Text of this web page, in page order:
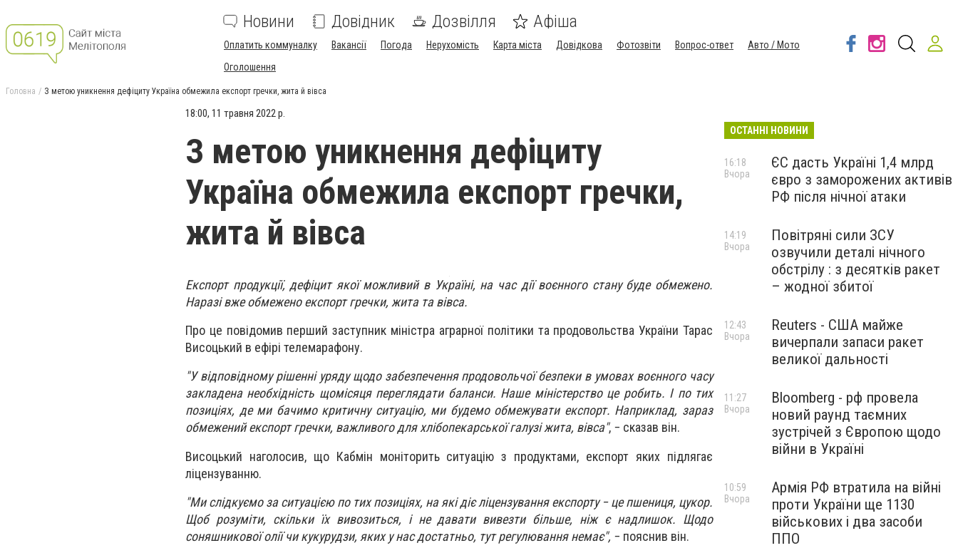
Новини Довідник Дозвілля Афіша
Оплатить коммуналку Вакансії Погода Нерухомість Карта міста Довідкова Фотозвіти Вопрос-ответ
Авто / Мото
Оголошення
Головна З метою уникнення дефіциту Україна обмежила експорт гречки, жита й вівса
18:00, 11 травня 2022 р.
З метою уникнення дефіциту
Україна обмежила експорт гречки,
жита й вівса
Експорт продукції, дефіцит якої можливий в Україні, на час дії воєнного стану буде обмежено.
Наразі вже обмежено експорт гречки, жита та вівса.
Про це повідомив перший заступник міністра аграрної політики та продовольства України Тарас
Висоцький в ефірі телемарафону.
"У відповідному рішенні уряду щодо забезпечення продовольчої безпеки в умовах воєнного часу
закладена необхідність щомісяця переглядати баланси. Наше міністерство це робить. І по тих
позиціях, де ми бачимо критичну ситуацію, ми будемо обмежувати експорт. Наприклад, зараз
обмежений експорт гречки, важливого для хлібопекарської галузі жита, вівса", − сказав він.
Висоцький наголосив, що Кабмін моніторить ситуацію з продуктами, експорт яких підлягає
ліцензуванню.
"Ми слідкуємо за ситуацією по тих позиціях, на які діє ліцензування експорту − це пшениця, цукор.
Щоб розуміти, скільки їх вивозиться, і не давати вивезти більше, ніж є надлишок. Щодо
соняшникової олії чи кукурудзи, яких у нас достатньо, тут регулювання немає", − пояснив він.
ОСТАННІ НОВИНИ
ЄС дасть Україні 1,4 млрд
євро з заморожених активів
РФ після нічної атаки
16:18
Вчора
Повітряні сили ЗСУ
озвучили деталі нічного
обстрілу : з десятків ракет
– жодної збитої
14:19
Вчора
Reuters - США майже
вичерпали запаси ракет
великої дальності
12:43
Вчора
Bloomberg - рф провела
новий раунд таємних
зустрічей з Європою щодо
війни в Україні
11:27
Вчора
Армія РФ втратила на війні
проти України ще 1130
військових і два засоби
ППО
10:59
Вчора